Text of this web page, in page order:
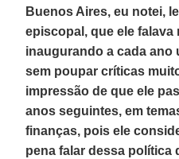
Buenos Aires, eu notei,
episcopal, que ele
inaugurando a cada ano
sem poupar críticas
impressão de que ele
anos seguintes, em
finanças, pois ele
pena falar dessa política